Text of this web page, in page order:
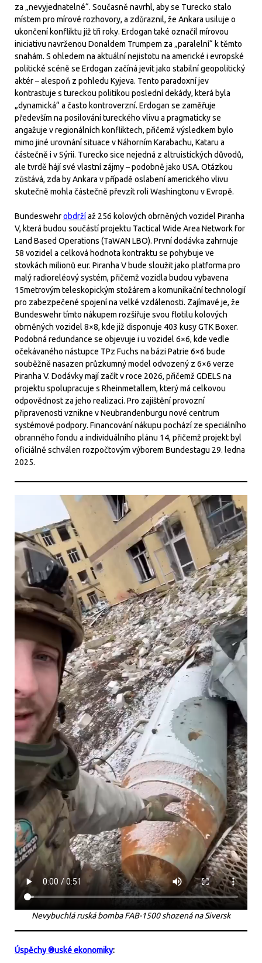
za „nevyjednatelné“. Současně navrhl, aby se Turecko stalo
místem pro mírové rozhovory, a zdůraznil, že Ankara usiluje o
ukončení konfliktu již tři roky. Erdogan také označil mírovou
iniciativu navrženou Donaldem Trumpem za „paralelní“ k těmto
snahám. S ohledem na aktuální nejistotu na americké i evropské
politické scéně se Erdogan začíná jevit jako stabilní geopolitický
aktér – alespoň z pohledu Kyjeva. Tento paradoxní jev
kontrastuje s tureckou politikou poslední dekády, která byla
„dynamická“ a často kontroverzní. Erdogan se zaměřuje
především na posilování tureckého vlivu a pragmaticky se
angažuje v regionálních konfliktech, přičemž výsledkem bylo
mimo jiné urovnání situace v Náhorním Karabachu, Kataru a
částečně i v Sýrii. Turecko sice nejedná z altruistických důvodů,
ale tvrdě hájí své vlastní zájmy – podobně jako USA. Otázkou
zůstává, zda by Ankara v případě oslabení amerického vlivu
skutečně mohla částečně převzít roli Washingtonu v Evropě.
Bundeswehrobdržíaž 256 kolových obrněných vozidel Piranha
V, která budou součástí projektu Tactical Wide Area Network for
Land Based Operations (TaWAN LBO). První dodávka zahrnuje
58 vozidel a celková hodnota kontraktu se pohybuje ve
stovkách milionů eur. Piranha V bude sloužit jako platforma pro
malý radioreléový systém, přičemž vozidla budou vybavena
15metrovým teleskopickým stožárem a komunikační technologií
pro zabezpečené spojení na velké vzdálenosti. Zajímavé je, že
Bundeswehr tímto nákupem rozšiřuje svou flotilu kolových
obrněných vozidel 8×8, kde již disponuje 403 kusy GTK Boxer.
Podobná redundance se objevuje i u vozidel 6×6, kde vedle
očekávaného nástupce TPz Fuchs na bázi Patrie 6×6 bude
souběžně nasazen průzkumný model odvozený z 6×6 verze
Piranha V. Dodávky mají začít v roce 2026, přičemž GDELS na
projektu spolupracuje s Rheinmetallem, který má celkovou
odpovědnost za jeho realizaci. Pro zajištění provozní
připravenosti vznikne v Neubrandenburgu nové centrum
systémové podpory. Financování nákupu pochází ze speciálního
obranného fondu a individuálního plánu 14, přičemž projekt byl
oficiálně schválen rozpočtovým výborem Bundestagu 29. ledna
2025.
Nevybuchlá ruská bomba FAB-1500 shozená na Siversk
Úspěchy ®uské ekonomiky: